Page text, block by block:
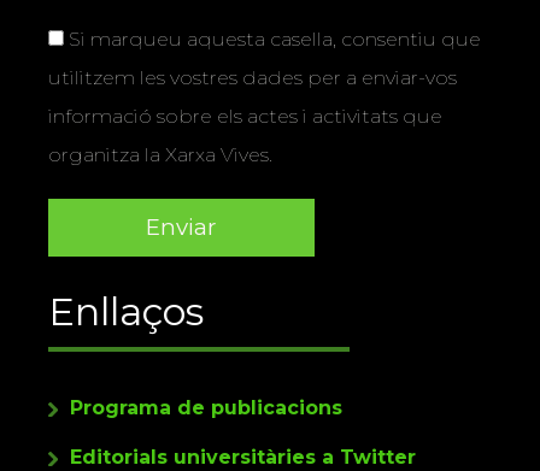
Si marqueu aquesta casella, consentiu que
utilitzem les vostres dades per a enviar-vos
informació sobre els actes i activitats que
organitza la Xarxa Vives.
Enllaços
Programa de publicacions
Editorials universitàries a Twitter